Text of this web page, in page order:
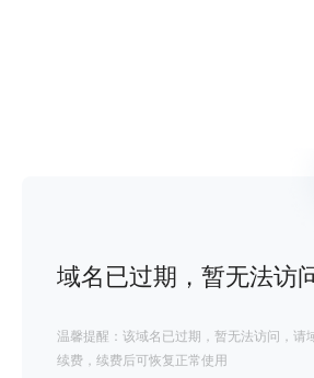
域名已过期，暂无法访
温馨提醒：该域名已过期，暂无法访问，请
续费，续费后可恢复正常使用